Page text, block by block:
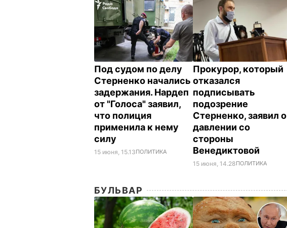
Под судом по делу
Стерненко начались
задержания. Нардеп
от "Голоса" заявил,
что полиция
применила к нему
силу
15 июня, 15.13ПОЛИТИКА
Прокурор, который
отказался
подписывать
подозрение
Стерненко, заявил о
давлении со
стороны
Венедиктовой
15 июня, 14.28ПОЛИТИКА
БУЛЬВАР